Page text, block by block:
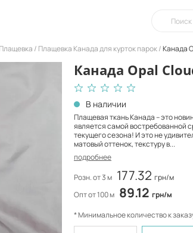
Плащевка Плащевка Канада для курток парок Канада
Канада Opal
В наличии
Плащевая ткань Канада – это
является самой востребованной
текущего сезона! И это не
матовый оттенок, текстуру в...
подробнее
Розн. от 3 м 177.32 грн/м
Опт от 100 м 89.12 грн/м
* Минимальное количество к